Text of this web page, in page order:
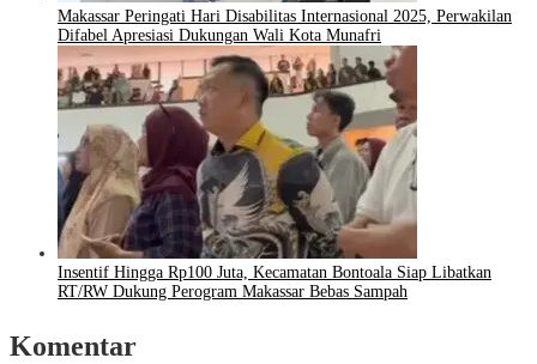
Makassar Peringati Hari Disabilitas Internasional 2025, Perwakilan
Difabel Apresiasi Dukungan Wali Kota Munafri
Insentif Hingga Rp100 Juta, Kecamatan Bontoala Siap Libatkan
RT/RW Dukung Perogram Makassar Bebas Sampah
Komentar